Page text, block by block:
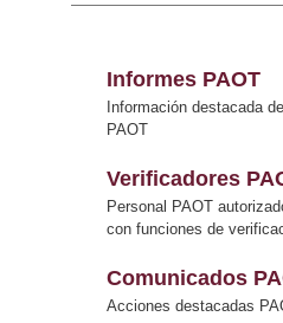
Informes PAOT
Información destacada
PAOT
Verificadores
Personal PAOT
con funciones de
Comunicados
Acciones destacadas